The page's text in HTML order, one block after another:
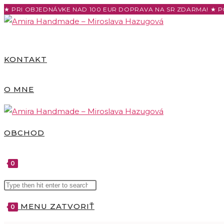
Skip
to
★ PRI OBJEDNÁVKE NAD 100 EUR DOPRAVA NA SR ZDARMA! ★
KONTAKT
O MNE
OBCHOD
0
TOGGLE
Search
website
0 MENU ZATVORIŤ